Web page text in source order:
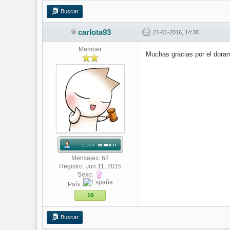
Buscar
carlota93 21-01-2016, 14:38
Member
Mensajes: 62
Registro: Jun 11, 2015
Sexo:
País:
10
Muchas gracias por el
Buscar